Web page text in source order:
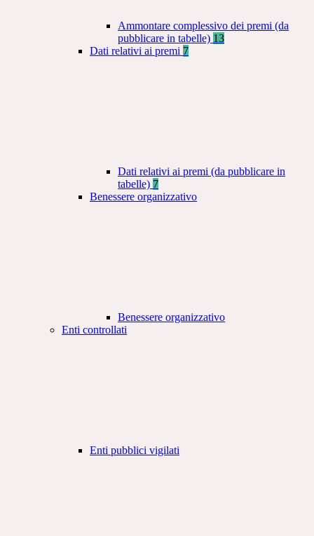
Ammontare complessivo dei premi (da
pubblicare in tabelle) 13
Dati relativi ai premi 7
Dati relativi ai premi (da pubblicare in
tabelle) 7
Benessere organizzativo
Benessere organizzativo
Enti controllati
Enti pubblici vigilati